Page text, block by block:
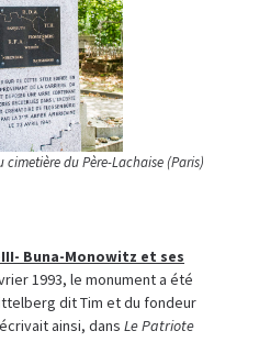
du Père-Lachaise (Paris)
Buna-Monowitz et ses
1993, le monument a été
dit Tim et du fondeur
ainsi, dans Le Patriote